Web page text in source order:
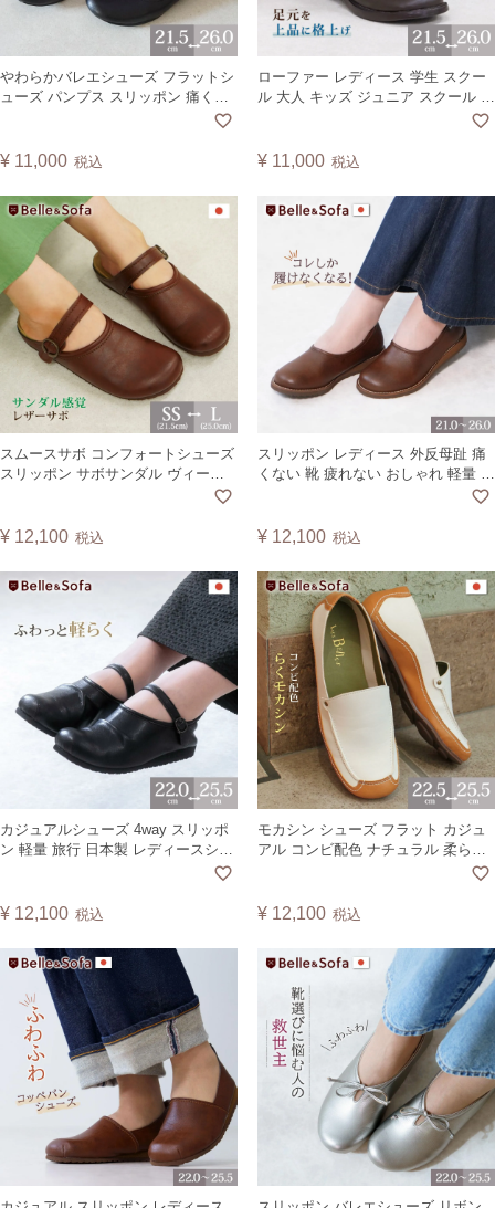
やわらかバレエシューズ フラットシ
ューズ パンプス スリッポン 痛くな
い 歩きやすい 外反母趾 婦人靴 日本
¥ 11,000 税込
ローファー レディース 学生 スクー
ル 大人 キッズ ジュニア スクール ベ
ルト 履きやすい 通学 通勤 入学 卒業
工房 Belle ベルNo.A0663
¥ 11,000 税込
スムースサボ コンフォートシューズ
スリッポン サボサンダル ヴィーガ
ンレザー 歩きやすい 疲れにくい 靴
¥ 12,100 税込
スリッポン レディース 外反母趾 痛
くない 靴 疲れない おしゃれ 軽量 大
きいサイズ 小さいサイズ コンフォ
バレエシューズ シンプル フラット
¥ 12,100 税込
カジュアルシューズ 4way スリッポ
ン 軽量 旅行 日本製 レディースシュ
¥ 12,100 税込
モカシン シューズ フラット カジュ
アル コンビ配色 ナチュラル 柔らか
い 歩きやすい 疲れにくい 靴 通勤 通
¥ 12,100 税込